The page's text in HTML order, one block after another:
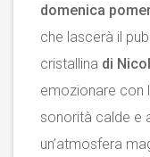
domenica
che lascerà il
cristallina di
emozionare con
sonorità calde e
un’atmosfera